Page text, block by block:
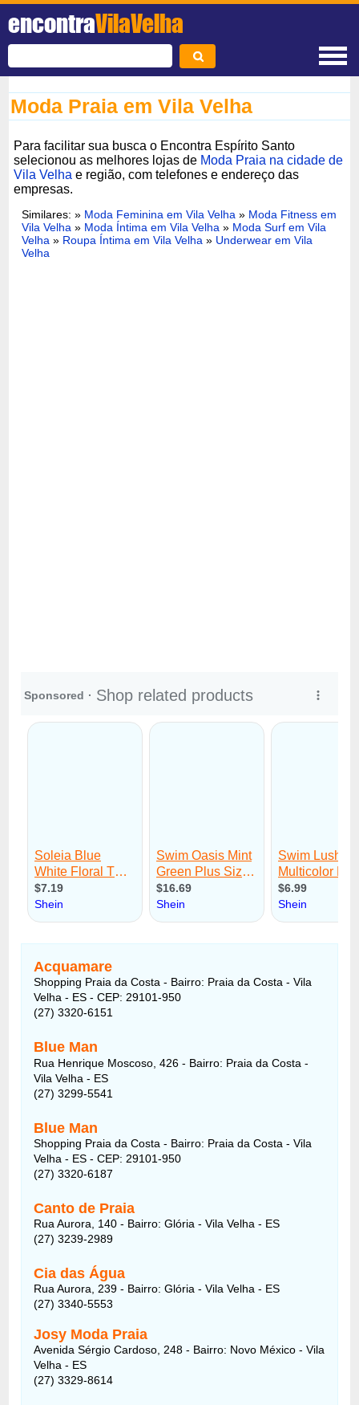
encontraVilaVelha
Moda Praia em Vila Velha
Para facilitar sua busca o Encontra Espírito Santo
selecionou as melhores lojas de Moda Praia na cidade de
Vila Velha e região, com telefones e endereço das
empresas.
Similares: » Moda Feminina em Vila Velha » Moda Fitness em
Vila Velha » Moda Íntima em Vila Velha » Moda Surf em Vila
Velha » Roupa Íntima em Vila Velha » Underwear em Vila
Velha
Acquamare
Shopping Praia da Costa - Bairro: Praia da Costa - Vila
Velha - ES - CEP: 29101-950
(27) 3320-6151
Blue Man
Rua Henrique Moscoso, 426 - Bairro: Praia da Costa -
Vila Velha - ES
(27) 3299-5541
Blue Man
Shopping Praia da Costa - Bairro: Praia da Costa - Vila
Velha - ES - CEP: 29101-950
(27) 3320-6187
Canto de Praia
Rua Aurora, 140 - Bairro: Glória - Vila Velha - ES
(27) 3239-2989
Cia das Água
Rua Aurora, 239 - Bairro: Glória - Vila Velha - ES
(27) 3340-5553
Josy Moda Praia
Avenida Sérgio Cardoso, 248 - Bairro: Novo México - Vila
Velha - ES
(27) 3329-8614